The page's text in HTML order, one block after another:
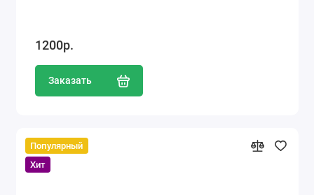
1200р.
Заказать
Популярный
Хит